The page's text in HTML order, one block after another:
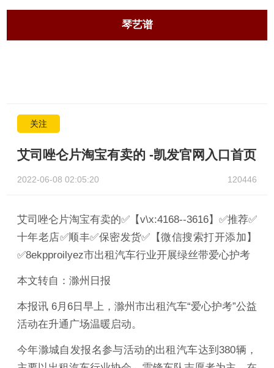
琴艺谱
关注
艾司唑仑片淘宝有卖的 -凯发官网入口首页
2022-06-08 02:05:20 120446
艾司唑仑片淘宝有卖的✅【v\x:4168--3616】✅推荐✅
十年老店✅顺丰✅保密发货✅【微信搜索打开添加】
✅8ekpproilyez市出租汽车行业开展绿丝带爱心护考
本文转自：滁州日报
本报讯 6月6日早上，滁州市出租汽车“爱心护考”公益
活动在升通广场温暖启动。
今年滁城自发报名参与活动的出租汽车达到380辆，